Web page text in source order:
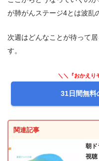
が肺がんステージ4とは波乱
次週はどんなことが待って
す。
＼＼『おかえり
31日間無料
関連記事
朝ド
視聴